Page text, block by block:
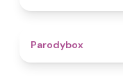
Parodybox